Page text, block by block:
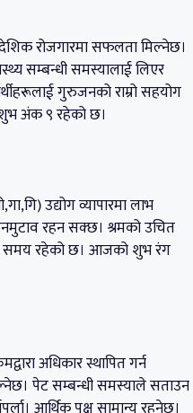
रोजगारमा सफलता मिल्नेछ।
सम्बन्धी समस्यालाई लिएर
गुरुजनको राम्रो सहयोग
अंक ९ रहेको छ।
उद्योग व्यापारमा लाभ
रहन सक्छ। श्रमको उचित
समय रहेको छ। आजको शुभ रंग
अधिकार स्थापित गर्न
पेट सम्बन्धी समस्याले सताउन